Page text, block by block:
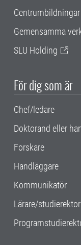
Gemensamma
SLU Holding
För dig som är
Chef/ledare
Doktorand eller
Forskare
Handläggare
Kommunikatör
Lärare/studierektor